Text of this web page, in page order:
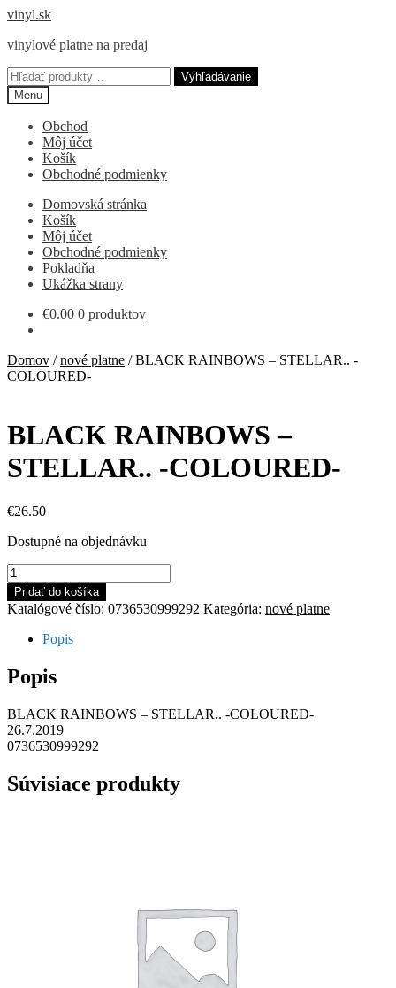
Preskočiť
navigáciu
Preskočiť
obsah
vinyl.sk
vinylové platne na predaj
Hľadať:
Vyhľadávanie
Menu
Obchod
Môj účet
Košík
Obchodné podmienky
Domovská stránka
Košík
Môj účet
Obchodné podmienky
Pokladňa
Ukážka strany
€0.00 0 produktov
Domov /nové platne /BLACK RAINBOWS – STELLAR.. -
COLOURED-
BLACK RAINBOWS –
STELLAR.. -COLOURED-
€26.50
Dostupné na objednávku
množstvo
BLACK
RAINBOWS
-
STELLAR..
COLOURED-
Pridať do košíka
Katalógové číslo: 0736530999292 Kategória: nové platne
Popis
Popis
BLACK RAINBOWS – STELLAR.. -COLOURED-
26.7.2019
0736530999292
Súvisiace produkty